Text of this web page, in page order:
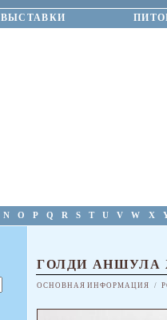
ВЫСТАВКИ
N O P Q R S T U V W X
ГОЛДИ
ОСНОВНАЯ ИНФОРМАЦИЯ /